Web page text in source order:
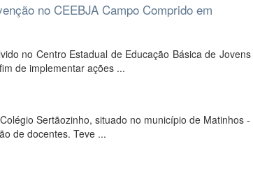
no CEEBJA Campo Comprido em
no Centro Estadual de Educação Básica de Jovens
de implementar ações ...
Sertãozinho, situado no município de Matinhos -
de docentes. Teve ...